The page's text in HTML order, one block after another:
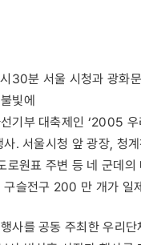
30분 서울 시청과 광화
빛에
기부 대축제인 ‘2005 우
사. 서울시청 앞 광장, 청
로원표 주변 등 네 군데의
구슬전구 200 만 개가 일
사를 공동 주최한 우리